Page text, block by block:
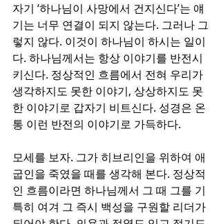
자기 ‘하나님이 사망에서 건지신다’는 얘
기는 너무 연결이 되지 않는다. 그러나 그
렇지 않다. 이것이 하나님이 하시는 일이
다. 하나님께서는 항상 이야기를 반전시
키신다. 정상적인 흐름에서 전혀 우리가
생각하지도 못한 이야기, 상상하지도 못
한 이야기로 갑자기 비트신다. 성경은 온
통 이런 반전의 이야기로 가득하다.
모세를 보자. 그가 히브리인을 위하여 애
굽인을 죽였을 때를 생각해 본다. 정상적
인 흐름이라면 하나님께서 그 때 그를 기
특히 여겨 그 즉시 백성을 구원할 리더가